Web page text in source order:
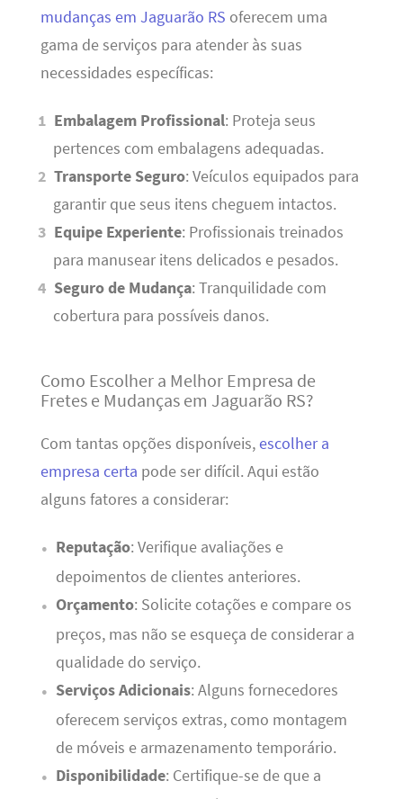
mudanças em Jaguarão RS oferecem uma
gama de serviços para atender às suas
necessidades específicas:
Embalagem Profissional: Proteja seus
pertences com embalagens adequadas.
Transporte Seguro: Veículos equipados para
garantir que seus itens cheguem intactos.
Equipe Experiente: Profissionais treinados
para manusear itens delicados e pesados.
Seguro de Mudança: Tranquilidade com
cobertura para possíveis danos.
Como Escolher a Melhor Empresa de
Fretes e Mudanças em Jaguarão RS?
Com tantas opções disponíveis,escolher a
empresa certa pode ser difícil. Aqui estão
alguns fatores a considerar:
Reputação: Verifique avaliações e
depoimentos de clientes anteriores.
Orçamento: Solicite cotações e compare os
preços, mas não se esqueça de considerar a
qualidade do serviço.
Serviços Adicionais: Alguns fornecedores
oferecem serviços extras, como montagem
de móveis e armazenamento temporário.
Disponibilidade: Certifique-se de que a